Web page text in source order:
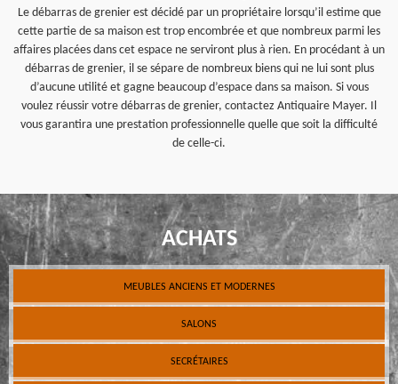
Le débarras de grenier est décidé par un propriétaire lorsqu’il estime que
cette partie de sa maison est trop encombrée et que nombreux parmi les
affaires placées dans cet espace ne serviront plus à rien. En procédant à un
débarras de grenier, il se sépare de nombreux biens qui ne lui sont plus
d’aucune utilité et gagne beaucoup d’espace dans sa maison. Si vous
voulez réussir votre débarras de grenier, contactez Antiquaire Mayer. Il
vous garantira une prestation professionnelle quelle que soit la difficulté
de celle-ci.
ACHATS
MEUBLES ANCIENS ET MODERNES
SALONS
SECRÉTAIRES